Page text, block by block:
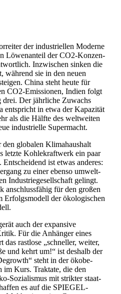
der indus­tri­ellen Moderne
Löwen­anteil der CO2-Konzen­
Inzwi­schen sinken die
während sie in den neuen
China steht heute für
CO2-Emissionen, Indien folgt
drei. Der jährliche Zuwachs
entspricht in etwa der Kapazität
als die Hälfte des weltweiten
indus­trielle Supermacht.
den globalen Klima­haushalt
letzte Kohle­kraftwerk ein paar
ist etwas anderes:
zu einer ebenso umwelt­
Indus­trie­ge­sell­schaft gelingt.
anschluss­fähig für den großen
Erfolgs­modell der ökolo­gi­schen
auch der expansive
Für die Anhänger eines
rastlose „schneller, weiter,
und kehrt um!“ ist deshalb der
steht in der ökobe­
im Kurs. Traktate, die den
Sozia­lismus mit strikter staat­
es auf die SPIEGEL-